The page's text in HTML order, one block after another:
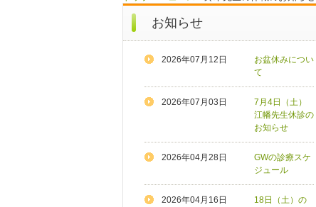
お知らせ
2026年07月12日
お盆休みについ
て
2026年07月03日
7月4日（土）
江幡先生休診の
お知らせ
2026年04月28日
GWの診療スケ
ジュール
2026年04月16日
18日（土）の